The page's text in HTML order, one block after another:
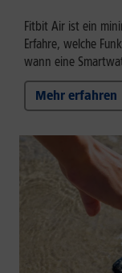
Fitbit Air ist ein
Erfahre, welche
wann eine
Mehr erfahren